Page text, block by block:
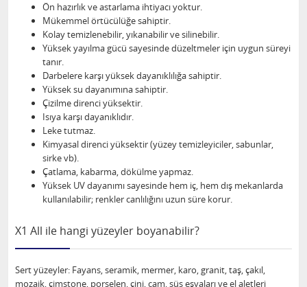
Ön hazırlık ve astarlama ihtiyacı yoktur.
Mükemmel örtücülüğe sahiptir.
Kolay temizlenebilir, yıkanabilir ve silinebilir.
Yüksek yayılma gücü sayesinde düzeltmeler için uygun süreyi
tanır.
Darbelere karşı yüksek dayanıklılığa sahiptir.
Yüksek su dayanımına sahiptir.
Çizilme direnci yüksektir.
Isıya karşı dayanıklıdır.
Leke tutmaz.
Kimyasal direnci yüksektir (yüzey temizleyiciler, sabunlar,
sirke vb).
Çatlama, kabarma, dökülme yapmaz.
Yüksek UV dayanımı sayesinde hem iç, hem dış mekanlarda
kullanılabilir; renkler canlılığını uzun süre korur.
X1 All ile hangi yüzeyler boyanabilir?
Sert yüzeyler: Fayans, seramik, mermer, karo, granit, taş, çakıl,
mozaik, çimstone, porselen, çini, cam, süs eşyaları ve el aletleri